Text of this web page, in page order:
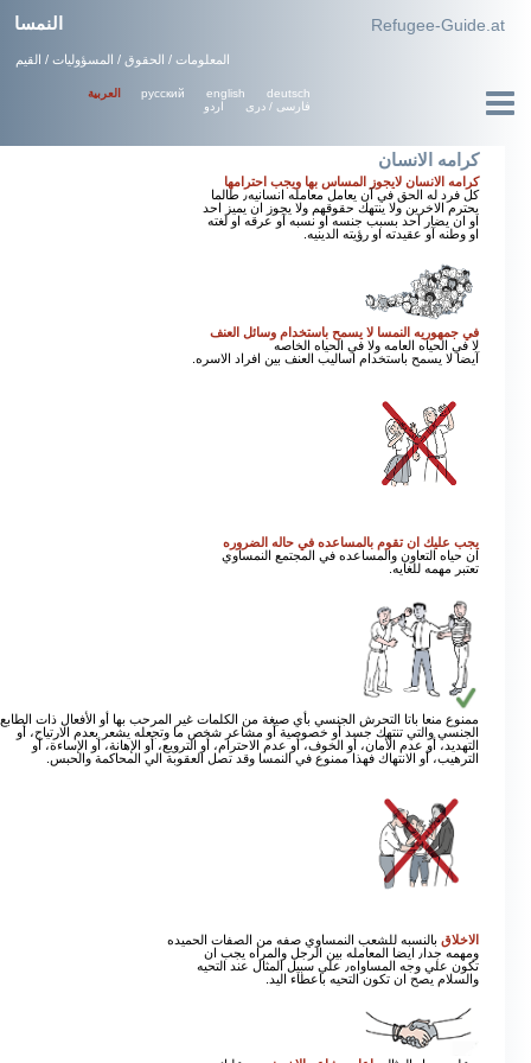
Refugee-Guide.at النمسا
المعلومات / الحقوق / المسؤوليات / القيم
deutsch
english
русский
العربية
فارسی / دری
اردو
كرامه الانسان
كرامه الانسان لايجوز المساس بها ويجب احترامها
كل فرد له الحق في آن يعامل معامله انسانيه٫ طالما
يحترم الاخرين ولا ينتهك حقوقهم ولا يجوز ان يميز احد
او ان يضار احد بسبب جنسه او نسبه آو عرقه او لغته
او وطنه آو عقيدته او رؤيته الدينيه.
في جمهوريه النمسا لا يسمح باستخدام وسائل العنف
لا في الحياه العامه ولا في الحياه الخاصه
آيضا لا يسمح باستخدام اساليب العنف بين افراد الاسره.
يجب عليك ان تقوم بالمساعده في حاله الضروره
ان حياه التعاون والمساعده في المجتمع النمساوي
تعتبر مهمه للغايه.
ممنوع منعا باتا التحرش الجنسي بأي صيغة من الكلمات غير المرحب بها أو الأفعال ذات الطابع
الجنسي والتي تنتهك جسد أو خصوصية أو مشاعر شخص ما وتجعله يشعر بعدم الارتياح، أو
التهديد، أو عدم الأمان، أو الخوف، أو عدم الاحترام، أو الترويع، أو الإهانة، أو الإساءة، أو
الترهيب، أو الانتهاك فهذا ممنوع في النمسا وقد تصل العقوبة الي المحاكمة والحبس.
الاخلاقبالنسبه للشعب النمساوي صفه من الصفات الحميده
ومهمه جدا٫ ايضا المعامله بين الرجل والمراه يجب ان
تكون علي وجه المساواه٫ علي سبيل المثال عند التحيه
والسلام يصح ان تكون التحيه باعطاء اليد.